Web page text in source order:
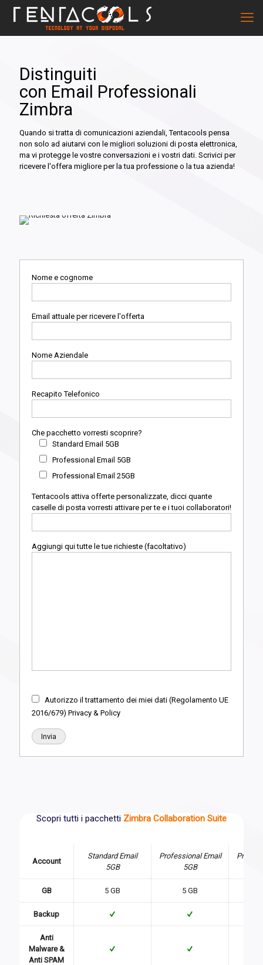
Distinguiti
con Email Professionali
Zimbra
Quando si tratta di comunicazioni aziendali, Tentacools pensa
non solo ad aiutarvi con le migliori soluzioni di posta elettronica,
ma vi protegge le vostre conversazioni e i vostri dati. Scrivici per
ricevere l'offera migliore per la tua professione o la tua azienda!
Nome e cognome
Email attuale per ricevere l'offerta
Nome Aziendale
Recapito Telefonico
Che pacchetto vorresti scoprire?
Standard Email 5GB
Professional Email 5GB
Professional Email 25GB
Tentacools attiva offerte personalizzate, dicci quante
caselle di posta vorresti attivare per te e i tuoi collaboratori!
Aggiungi qui tutte le tue richieste (facoltativo)
Autorizzo il trattamento dei miei dati (Regolamento UE
2016/679) Privacy & Policy
Scopri tutti i pacchetti Zimbra Collaboration Suite
Account
Standard Email
5GB
Professional Email
5GB
GB 5 GB 5 GB
Backup
Anti
Malware &
Anti SPAM